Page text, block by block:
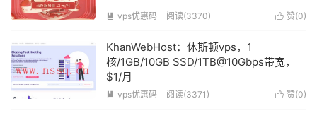
 赞(0)
 vps优惠码 阅读(3370)
KhanWebHost：休斯顿vps，1
核/1GB/10GB SSD/1TB@10Gbps带宽，
$1/月
 赞(0)
 vps优惠码 阅读(3371)